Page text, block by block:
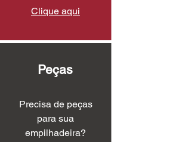
Clique aqui
Peças
Precisa de peças
para sua
empilhadeira?